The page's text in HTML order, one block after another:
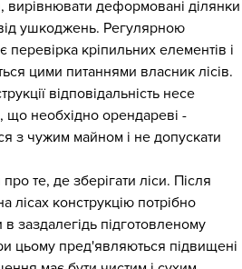
вирівнювати деформовані ділянки
ушкоджень. Регулярною
кріпильних елементів і
цими питаннями власник лісів.
відповідальність несе
необхідно орендареві -
з чужим майном і не допускати
те, де зберігати ліси. Після
лісах конструкцію потрібно
в заздалегідь підготовленому
цьому пред'являються підвищені